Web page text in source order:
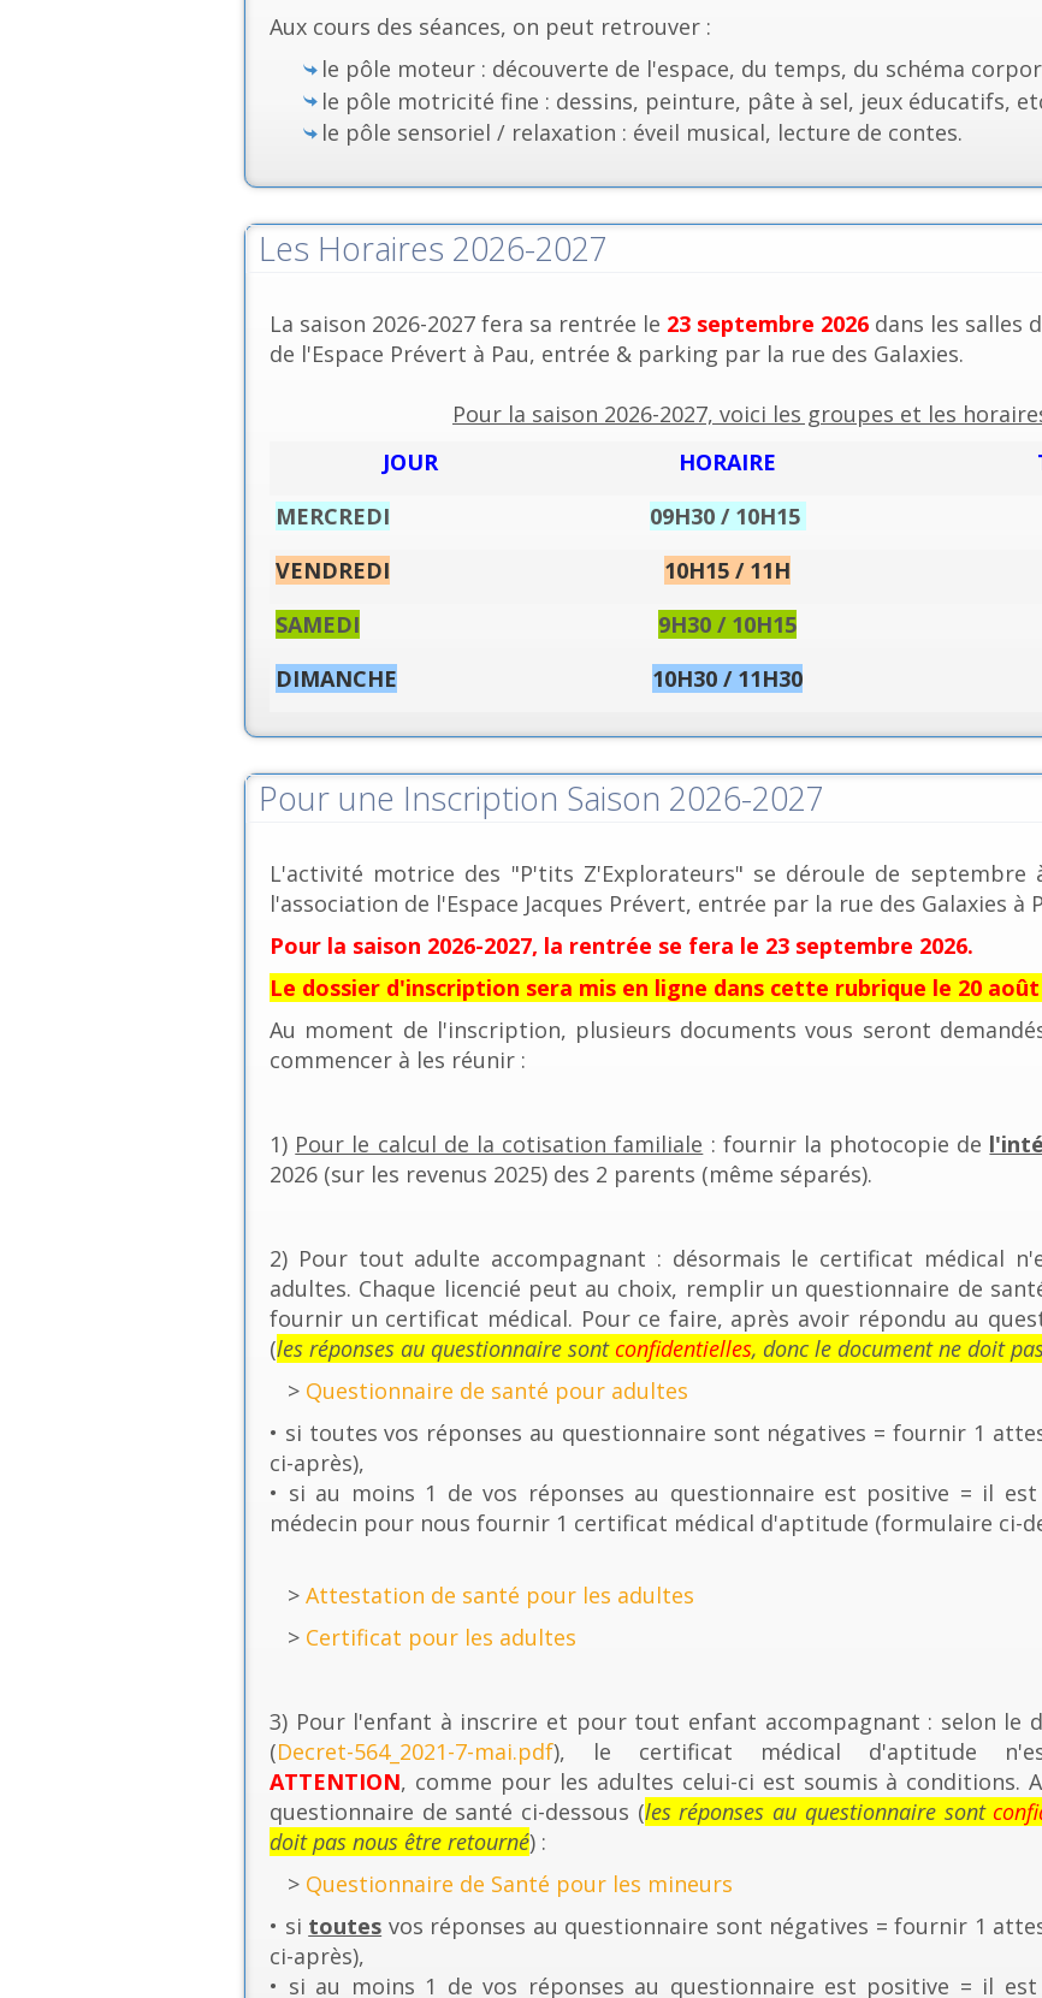
Aux cours des séances, on peut retrouver :
le pôle moteur : découverte de l'espace, du temps, du schéma
le pôle motricité fine : dessins, peinture, pâte à sel, jeux éducatifs,
le pôle sensoriel / relaxation : éveil musical, lecture de contes.
Les Horaires 2026-2027
La saison 2026-2027 fera sa rentrée le 23 septembre 2026 dans les salles
de l'Espace Prévert à Pau, entrée & parking par la rue des Galaxies.
Pour la saison 2026-2027, voici les groupes et les
JOUR
HORAIRE
MERCREDI
09H30 / 10H15
VENDREDI
10H15 / 11H
SAMEDI
9H30 / 10H15
DIMANCHE
10H30 / 11H30
Pour une Inscription Saison 2026-2027
L'activité motrice des "P'tits Z'Explorateurs" se déroule de septembre
l'association de l'Espace Jacques Prévert, entrée par la rue des Galaxies à
Pour la saison 2026-2027, la rentrée se fera le 23 septembre 2026.
Le dossier d'inscription sera mis en ligne dans cette rubrique le 20 août
Au moment de l'inscription, plusieurs documents vous seront
commencer à les réunir :
1) Pour le calcul de la cotisation familiale : fournir la photocopie de
2026 (sur les revenus 2025) des 2 parents (même séparés).
2) Pour tout adulte accompagnant : désormais le certificat médical
adultes. Chaque licencié peut au choix, remplir un questionnaire de
fournir un certificat médical. Pour ce faire, après avoir répondu au
(les réponses au questionnaire sontconfidentielles, donc le document ne doit
> Questionnaire de santé pour adultes
• si toutes vos réponses au questionnaire sont négatives = fournir 1
ci-après),
• si au moins 1 de vos réponses au questionnaire est positive = il
médecin pour nous fournir 1 certificat médical d'aptitude (formulaire ci-
>Attestation de santé pour les adultes
> Certificat pour les adultes
3) Pour l'enfant à inscrire et pour tout enfant accompagnant : selon le
(Decret-564_2021-7-mai.pdf), le certificat médical d'aptitude
ATTENTION, comme pour les adultes celui-ci est soumis à conditions.
questionnaire de santé ci-dessous (les réponses au questionnaire sont
doit pas nous être retourné) :
> Questionnaire de Santé pour les mineurs
• si toutes vos réponses au questionnaire sont négatives = fournir 1
ci-après),
• si au moins 1 de vos réponses au questionnaire est positive = il